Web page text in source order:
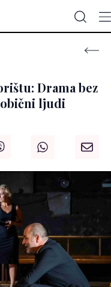
Drama bez
ljudi